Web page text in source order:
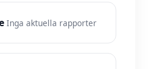
Inga aktuella rapporter